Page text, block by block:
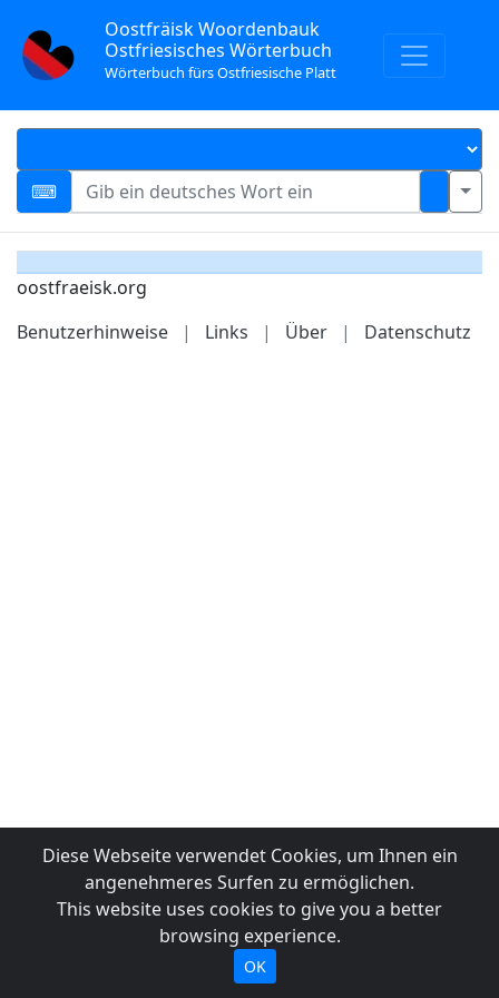
Oostfräisk Woordenbauk
Ostfriesisches Wörterbuch
Wörterbuch fürs Ostfriesische Platt
oostfraeisk.org
Benutzerhinweise
| Links | Über | Datenschutz
Diese Webseite verwendet Cookies, um Ihnen ein
angenehmeres Surfen zu ermöglichen.
This website uses cookies to give you a better
browsing experience.
OK